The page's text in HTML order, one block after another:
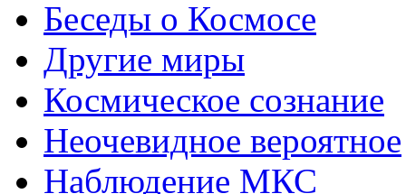
Беседы о Космосе
Другие миры
Космическое сознание
Неочевидное вероятное
Наблюдение МКС